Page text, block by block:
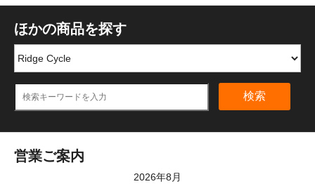
ほかの商品を探す
検索
営業ご案内
2026年8月